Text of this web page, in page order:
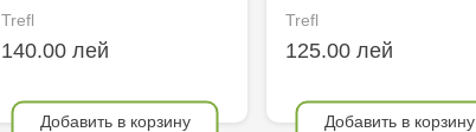
Trefl
140.00 лей
Добавить в корзину
Trefl
125.00 лей
Добавить в корзину